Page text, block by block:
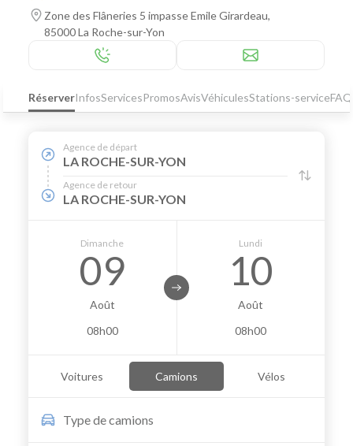
Zone des Flâneries 5 impasse Emile Girardeau,
85000 La Roche-sur-Yon
RéserverInfosServicesPromosAvisVéhiculesStations-serviceFAQ
Agence de départ
LA ROCHE-SUR-YON
Agence de retour
LA ROCHE-SUR-YON
Dimanche
09
Août
08h00
Lundi
10
Août
08h00
Voitures Camions Vélos
Type decamions